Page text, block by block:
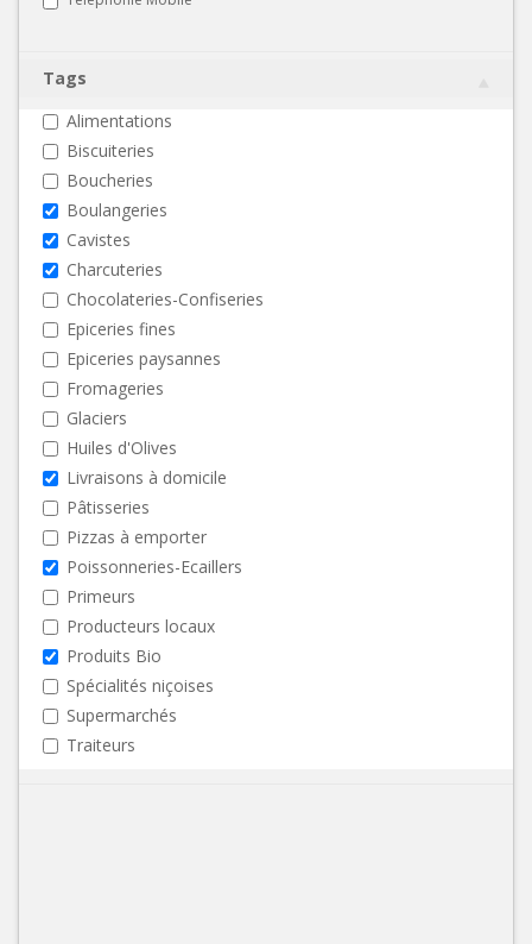
Tags
Alimentations
Biscuiteries
Boucheries
Boulangeries
Cavistes
Charcuteries
Chocolateries-Confiseries
Epiceries fines
Epiceries paysannes
Fromageries
Glaciers
Huiles d'Olives
Livraisons à domicile
Pâtisseries
Pizzas à emporter
Poissonneries-Ecaillers
Primeurs
Producteurs locaux
Produits Bio
Spécialités niçoises
Supermarchés
Traiteurs